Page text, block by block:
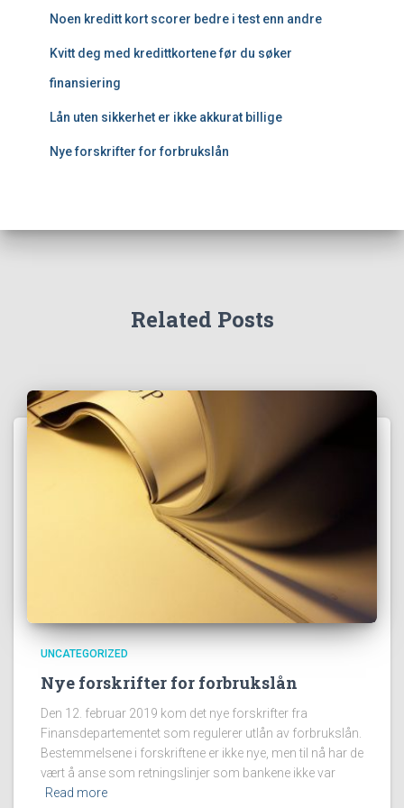
Noen kreditt kort scorer bedre i test enn andre
Kvitt deg med kredittkortene før du søker
finansiering
Lån uten sikkerhet er ikke akkurat billige
Nye forskrifter for forbrukslån
Related Posts
UNCATEGORIZED
Nye forskrifter for forbrukslån
Den 12. februar 2019 kom det nye forskrifter fra
Finansdepartementet som regulerer utlån av forbrukslån.
Bestemmelsene i forskriftene er ikke nye, men til nå har de
vært å anse som retningslinjer som bankene ikke var
Read more